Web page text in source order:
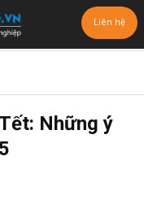
Liên hệ
Những ý